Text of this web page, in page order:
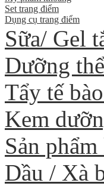
Set trang điểm
Dụng cụ trang điểm
Sữa/ Gel
Dưỡng thể
Tẩy tế
Kem
Sản
Dầu / Xà